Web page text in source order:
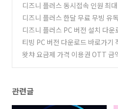
디즈니 플러스 동시접속 인원 최
수 7개 생성 OTT 공유 사이트
(0)
디즈니 플러스 한달 무료 무빙 유
스 유튜브 프리미엄 티빙
(0)
디즈니 플러스 PC 버전 설치 다
줄 링크 만드는 방법
(0)
티빙 PC 버전 다운로드 바로가기
ING 링크 만들기 방법 (0)
왓챠 요금제 가격 이용권 OTT 금
관련글